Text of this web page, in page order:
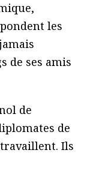
les
de ses amis
de
de
travaillent. Ils